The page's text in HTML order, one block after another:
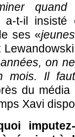
a-t-il insisté
ses «
on
mois. Il
du
Xavi